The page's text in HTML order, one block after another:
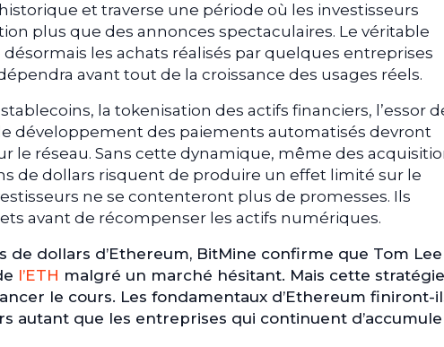
et traverse une période où les investisseurs
plus que des annonces spectaculaires. Le véritable
les achats réalisés par quelques entreprises
avant tout de la croissance des usages réels.
la tokenisation des actifs financiers, l’essor
développement des paiements automatisés devront
le réseau. Sans cette dynamique, même des
de dollars risquent de produire un effet limité sur le
ne se contenteront plus de promesses. Ils
avant de récompenser les actifs numériques.
de dollars d’Ethereum, BitMine confirme que Tom Lee
l’ETH malgré un marché hésitant. Mais cette stratégie
le cours. Les fondamentaux d’Ethereum finiront-
autant que les entreprises qui continuent